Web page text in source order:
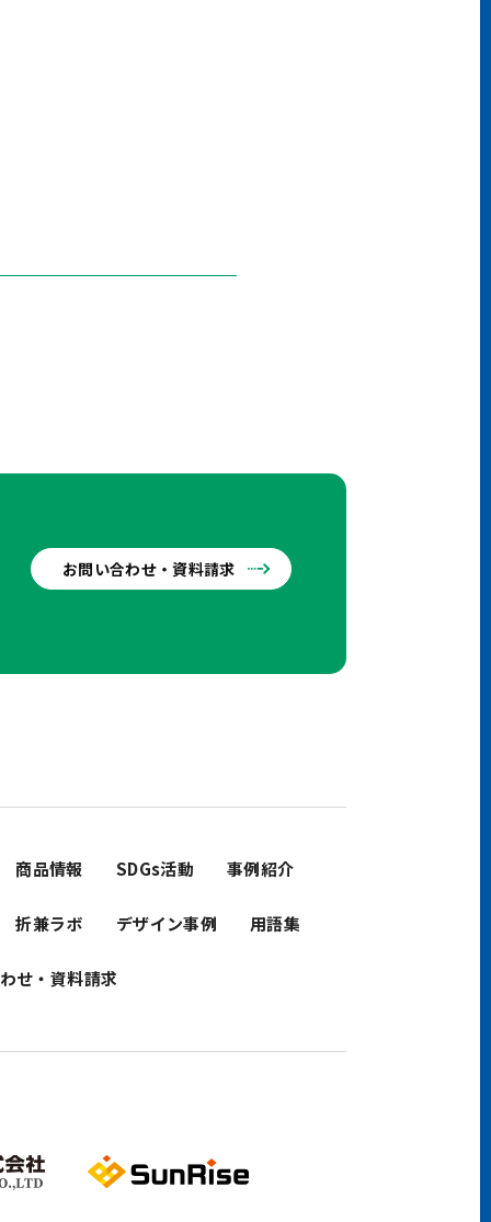
お問い合わせ・資料請求
商品情報 SDGs活動 事例紹介
折兼ラボ デザイン事例 用語集
せ・資料請求